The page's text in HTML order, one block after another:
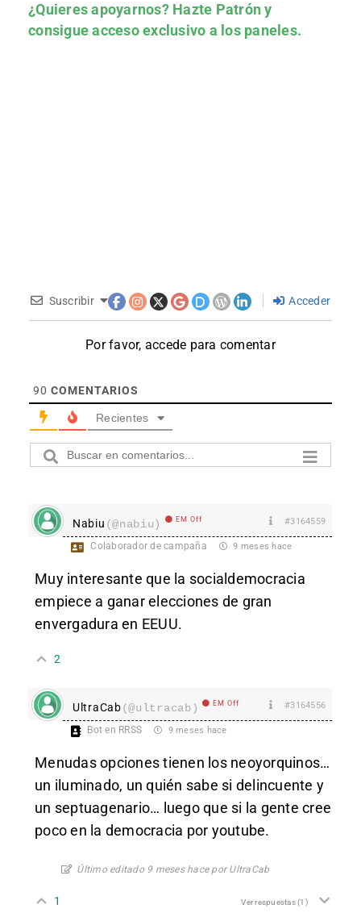
¿Quieres apoyarnos? Hazte Patróny
consigue acceso exclusivo a los paneles.
Suscribir Acceder
Por favor, accede para comentar
90 COMENTARIOS
Recientes
Nabiu (@nabiu) EM Off #3164559
Colaborador de campaña 9 meses hace
Muy interesante que la socialdemocracia
empiece a ganar elecciones de gran
envergadura en EEUU.
2
UltraCab(@ultracab) EM Off #3164556
Bot en RRSS 9 meses hace
Menudas opciones tienen los neoyorquinos…
un iluminado, un quién sabe si delincuente y
un septuagenario… luego que si la gente cree
poco en la democracia por youtube.
Último editado 9 meses hace por UltraCab
1 Ver respuestas(1)